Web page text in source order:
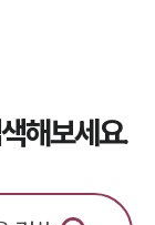
해보세요.